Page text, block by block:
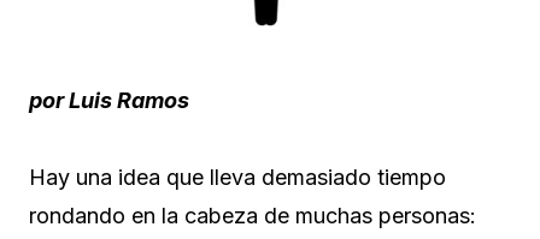
por Luis Ramos
Hay una idea que lleva demasiado tiempo
rondando en la cabeza de muchas personas: